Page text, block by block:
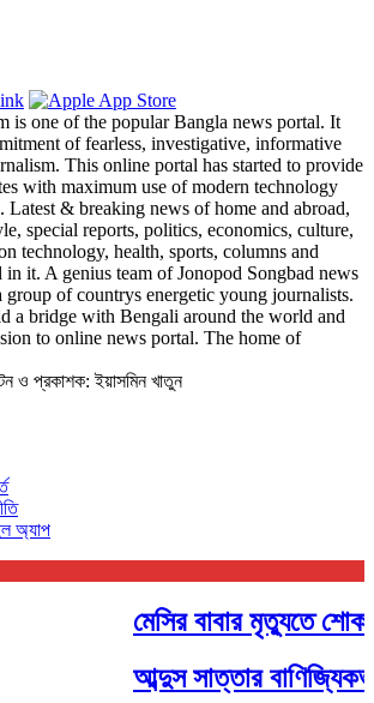
is one of the popular Bangla news portal. It
of fearless, investigative, informative
This online portal has started to provide
with maximum use of modern technology
& breaking news of home and abroad,
special reports, politics, economics, culture,
technology, health, sports, columns and
in it. A genius team of Jonopod Songbad news
group of countrys energetic young journalists.
a bridge with Bengali around the world and
to online news portal. The home of
ও প্রকাশক: ইয়াসমিন খাতুন
অ্যাপ
মেসির বাবার মৃত্যুতে শোক
আব্দুস সাত্তার